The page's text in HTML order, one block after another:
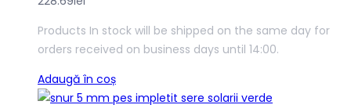
Products In stock will be shipped on the same day for
orders received on business days until 14:00.
Adaugă în coș